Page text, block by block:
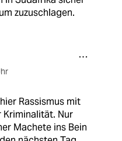
zuzuschlagen.
Rassismus mit
Nur
Machete ins Bein